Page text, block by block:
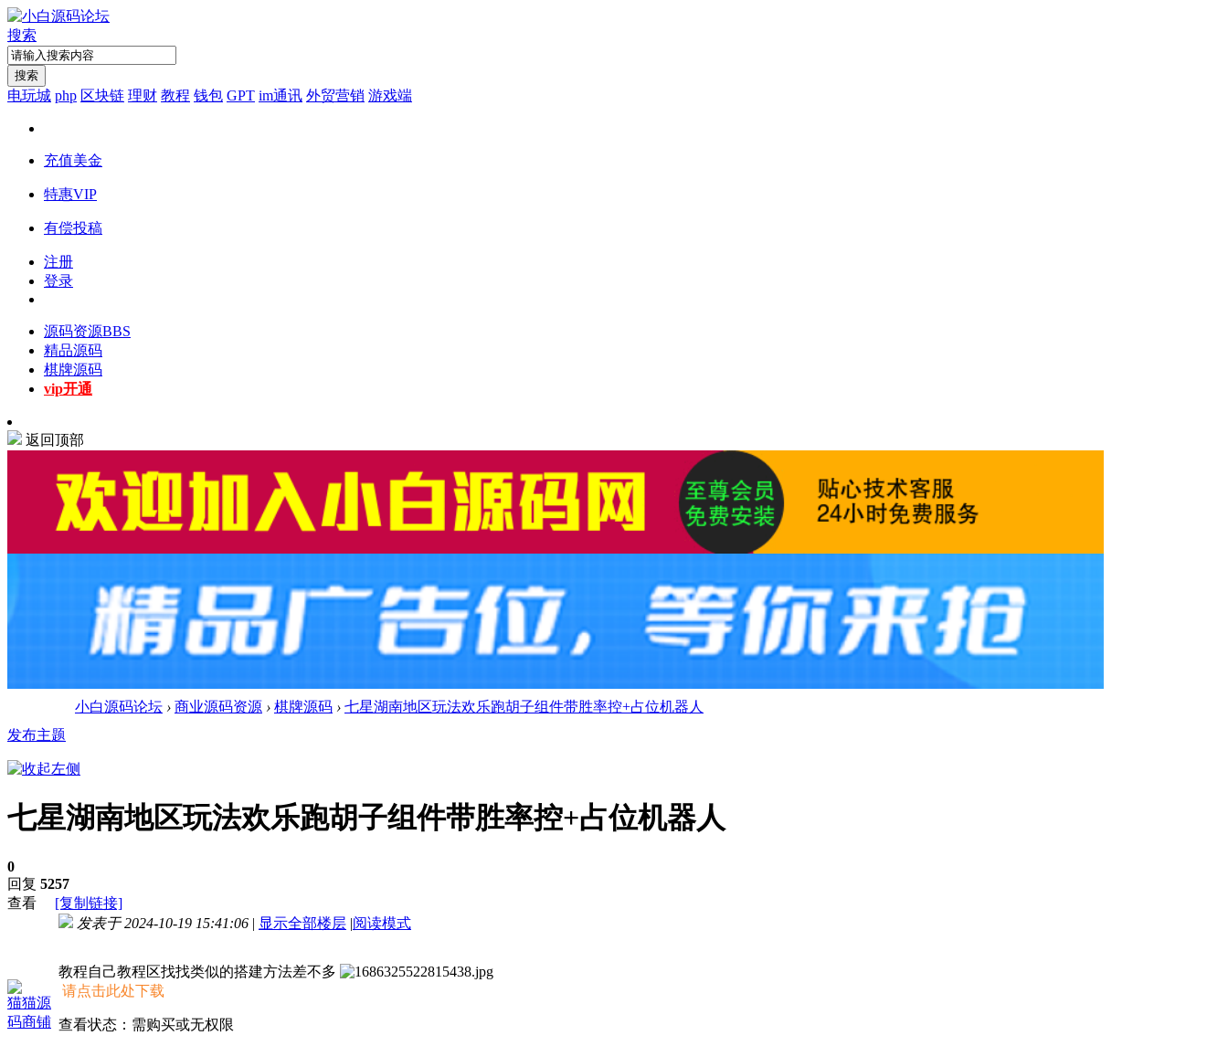
搜索
搜索
电玩城 php 区块链 理财 教程 钱包 GPT im通讯 外贸营销 游戏端
充值美金
特惠VIP
有偿投稿
注册
登录
源码资源BBS
精品源码
棋牌源码
vip开通
返回顶部
小白源码论坛 › 商业源码资源 › 棋牌源码 › 七星湖南地区玩法欢乐跑胡子组件带胜率控+占位机器人
发布主题
七星湖南地区玩法欢乐跑胡子组件带胜率控+占位机器人
0
回复 5257
查看
[复制链接]
猫猫源
码商铺
发表于 2024-10-19 15:41:06 | 显示全部楼层 |阅读模式
教程自己教程区找找类似的搭建方法差不多
请点击此处下载
查看状态：需购买或无权限